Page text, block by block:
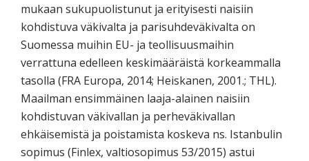
mukaan sukupuolistunut ja erityisesti naisiin
kohdistuva väkivalta ja parisuhdeväkivalta on
Suomessa muihin EU- ja teollisuusmaihin
verrattuna edelleen keskimääräistä korkeammalla
tasolla (FRA Europa, 2014; Heiskanen, 2001.; THL).
Maailman ensimmäinen laaja-alainen naisiin
kohdistuvan väkivallan ja perheväkivallan
ehkäisemistä ja poistamista koskeva ns. Istanbulin
sopimus (Finlex, valtiosopimus 53/2015) astui